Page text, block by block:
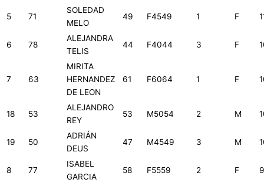
5 71
SOLEDAD
MELO
49 F4549 1 F
6 78
ALEJANDRA
TELIS
44 F4044 3 F
7 63
MIRITA
HERNANDEZ
DE LEON
61 F6064 1 F
18 53
ALEJANDRO
REY
53 M5054 2 M
19 50
ADRIÁN
DEUS
47 M4549 3 M
8 77
ISABEL
GARCIA
58 F5559 2 F